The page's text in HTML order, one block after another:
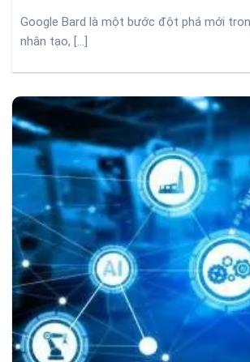
Google Bard là một bước đột phá mới
nhân tạo, [...]